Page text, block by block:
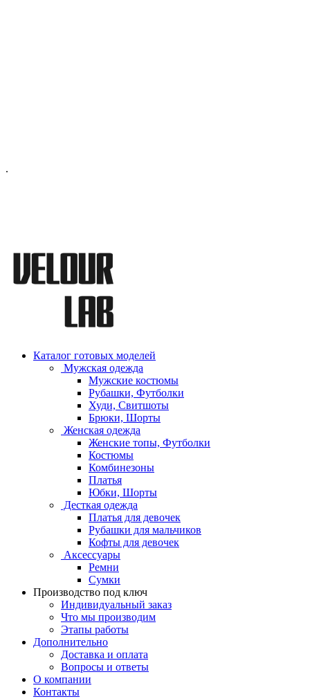
.
Каталог готовых моделей
Мужская одежда
Мужские костюмы
Рубашки, Футболки
Худи, Свитшоты
Брюки, Шорты
Женская одежда
Женские топы, Футболки
Костюмы
Комбинезоны
Платья
Юбки, Шорты
Десткая одежда
Платья для девочек
Рубашки для мальчиков
Кофты для девочек
Аксессуары
Ремни
Сумки
Производство под ключ
Индивидуальный заказ
Что мы производим
Этапы работы
Дополнительно
Доставка и оплата
Вопросы и ответы
О компании
Контакты